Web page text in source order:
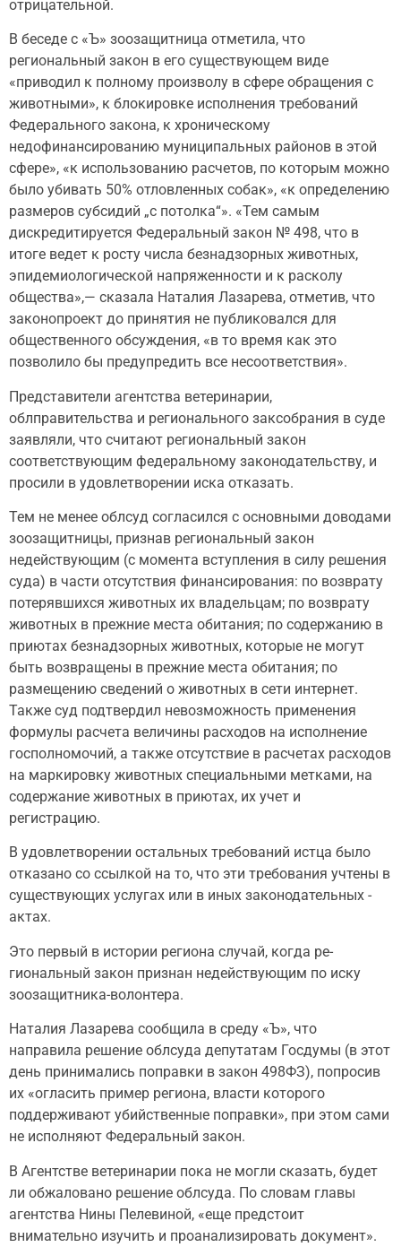
отрицательной.
В беседе с «Ъ» зоозащитница отметила, что
региональный закон в его существующем виде
«приводил к полному произволу в сфере обращения с
животными», к блокировке исполнения требований
Федерального закона, к хроническому
недофинансированию муниципальных районов в этой
сфере», «к использованию расчетов, по которым можно
было убивать 50% отловленных собак», «к определению
размеров субсидий „с потолка“». «Тем самым
дискредитируется Федеральный закон № 498, что в
итоге ведет к росту числа безнадзорных животных,
эпидемиологической напряженности и к расколу
общества»,— сказала Наталия Лазарева, отметив, что
законопроект до принятия не публиковался для
общественного обсуждения, «в то время как это
позволило бы предупредить все несоответствия».
Представители агентства ветеринарии,
облправительства и регионального заксобрания в суде
заявляли, что считают региональный закон
соответствующим федеральному законодательству, и
просили в удовлетворении иска отказать.
Тем не менее облсуд согласился с основными доводами
зоозащитницы, признав региональный закон
недействующим (с момента вступления в силу решения
суда) в части отсутствия финансирования: по возврату
потерявшихся животных их владельцам; по возврату
животных в прежние места обитания; по содержанию в
приютах безнадзорных животных, которые не могут
быть возвращены в прежние места обитания; по
размещению сведений о животных в сети интернет.
Также суд подтвердил невозможность применения
формулы расчета величины расходов на исполнение
госполномочий, а также отсутствие в расчетах расходов
на маркировку животных специальными метками, на
содержание животных в приютах, их учет и
регистрацию.
В удовлетворении остальных требований истца было
отказано со ссылкой на то, что эти требования учтены в
существующих услугах или в иных законодательных ­
актах.
Это первый в истории региона случай, когда ре­
гиональный закон признан недействующим по иску
зоозащитника-волонтера.
Наталия Лазарева сообщила в среду «Ъ», что
направила решение облсуда депутатам Госдумы (в этот
день принимались поправки в закон 498ФЗ), попросив
их «огласить пример региона, власти которого
поддерживают убийственные поправки», при этом сами
не исполняют Федеральный закон.
В Агентстве ветеринарии пока не могли сказать, будет
ли обжаловано решение облсуда. По словам главы
агентства Нины Пелевиной, «еще предстоит
внимательно изучить и проанализировать документ».